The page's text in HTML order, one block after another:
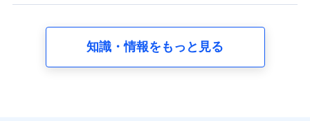
の内容、保険料、保険料のお支払方法、車のメーカーや
走行距離などの情報、建物の構造や築年数などの情報、
知識・情報をもっと見る